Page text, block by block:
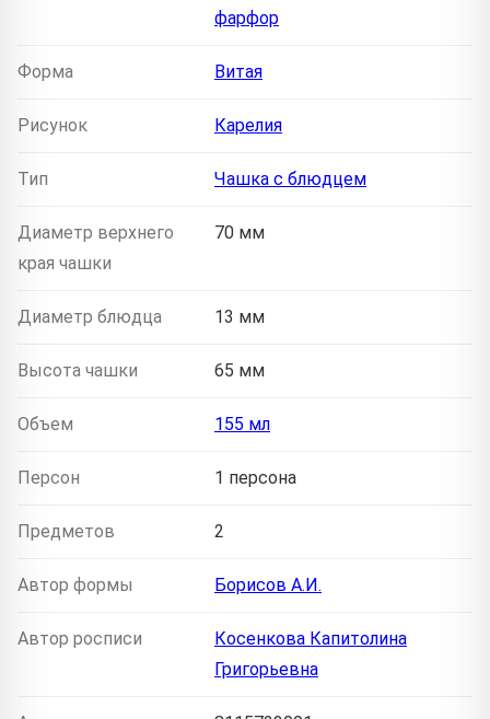
фарфор
Форма Витая
Рисунок Карелия
Тип Чашка с блюдцем
Диаметр верхнего
края чашки
70 мм
Диаметр блюдца 13 мм
Высота чашки 65 мм
Объем 155 мл
Персон 1 персона
Предметов 2
Автор формы Борисов А.И.
Автор росписи
Косенкова Капитолина
Григорьевна